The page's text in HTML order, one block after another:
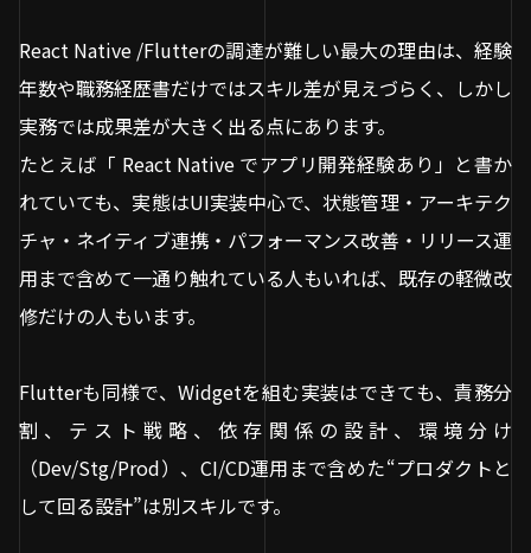
React Native /Flutterの調達が難しい最大の理由は、経験
年数や職務経歴書だけではスキル差が見えづらく、しかし
実務では成果差が大きく出る点にあります。
たとえば「 React Native でアプリ開発経験あり」と書か
れていても、実態はUI実装中心で、状態管理・アーキテク
チャ・ネイティブ連携・パフォーマンス改善・リリース運
用まで含めて一通り触れている人もいれば、既存の軽微改
修だけの人もいます。
Flutterも同様で、Widgetを組む実装はできても、責務分
割、テスト戦略、依存関係の設計、環境分け
（Dev/Stg/Prod）、CI/CD運用まで含めた“プロダクトと
して回る設計”は別スキルです。